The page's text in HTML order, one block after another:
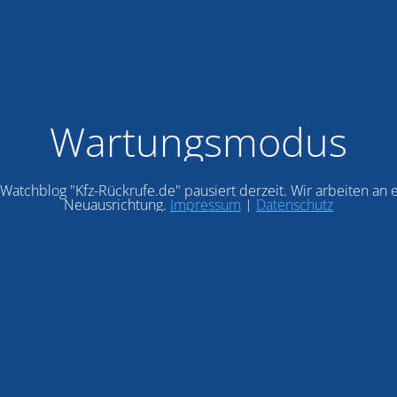
Wartungsmodus
"Kfz-Rückrufe.de" pausiert derzeit. Wir arbeiten an
Neuausrichtung. Impressum | Datenschutz